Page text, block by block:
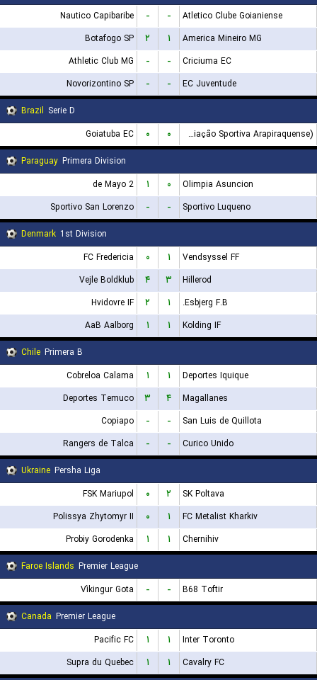
Nautico Capibaribe
- -
Atletico Clube Goianiense
Botafogo SP
۲ ۱
America Mineiro MG
Athletic Club MG
- -
Criciuma EC
Novorizontino SP
- -
EC Juventude
Brazil Serie D
Goiatuba EC
۰ ۰
ASA (Agremiação Sportiva Arapiraquense)
Paraguay Primera Division
2 de Mayo
۱ ۰
Olimpia Asuncion
Sportivo San Lorenzo
- -
Sportivo Luqueno
Denmark 1st Division
FC Fredericia
۰ ۱
Vendsyssel FF
Vejle Boldklub
۴ ۳
Hillerod
Hvidovre IF
۲ ۱
Esbjerg F.B.
AaB Aalborg
۱ ۱
Kolding IF
Chile Primera B
Cobreloa Calama
۱ ۱
Deportes Iquique
Deportes Temuco
۳ ۴
Magallanes
Copiapo
- -
San Luis de Quillota
Rangers de Talca
- -
Curico Unido
Ukraine Persha Liga
FSK Mariupol
۰ ۲
SK Poltava
Polissya Zhytomyr II
۰ ۱
FC Metalist Kharkiv
Probiy Gorodenka
۱ ۱
Chernihiv
Faroe Islands Premier League
Víkingur Gota
- -
B68 Toftir
Canada Premier League
Pacific FC
۱ ۱
Inter Toronto
Supra du Quebec
۱ ۱ Cavalry FC